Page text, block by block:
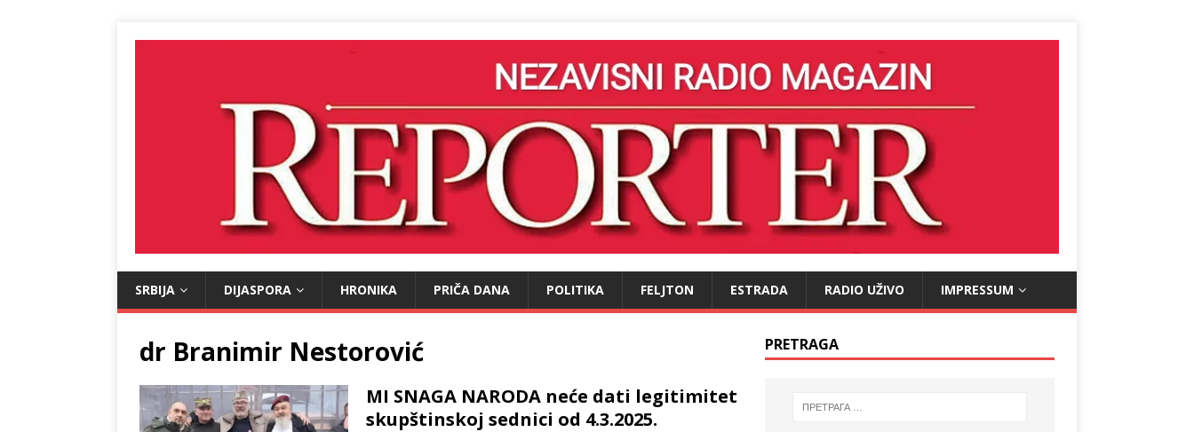
SRBIJA DIJASPORA HRONIKA PRIČA DANA POLITIKA FELJTON ESTRADA RADIO UŽIVO IMPRESSUM
dr Branimir Nestorović
MI SNAGA NARODA neće dati legitimitet
skupštinskoj sednici od 4.3.2025.
PRETRAGA